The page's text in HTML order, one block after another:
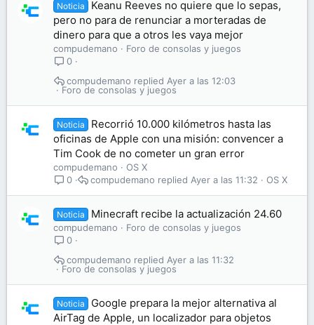
Noticia
Keanu Reeves no quiere que lo sepas,
pero no para de renunciar a morteradas de
dinero para que a otros les vaya mejor
compudemano
Foro de consolas y juegos
0
Foro de consolas y juegos
Ayer a las 12:03
compudemano
Noticia
Recorrió 10.000 kilómetros hasta las
oficinas de Apple con una misión: convencer a
Tim Cook de no cometer un gran error
compudemano
OS X
0
OS X
Ayer a las 11:32
compudemano
Noticia Minecraft recibe la actualización 24.60
compudemano
Foro de consolas y juegos
0
Foro de consolas y juegos
Ayer a las 11:32
compudemano
Noticia
Google prepara la mejor alternativa al
AirTag de Apple, un localizador para objetos